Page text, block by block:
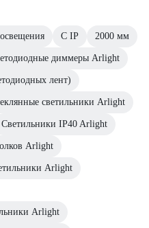
С IP 2000 мм
диммеры Arlight
лент)
светильники Arlight
Светильники IP40 Arlight
Arlight
Arlight
Arlight